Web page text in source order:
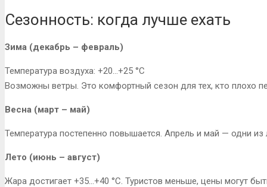
Сезонность: когда лучше ехать
Зима (декабрь – февраль)
Температура воздуха: +20…+25 °C
Возможны ветры. Это комфортный сезон для тех, кто плохо
Весна (март – май)
Температура постепенно повышается. Апрель и май — одни
Лето (июнь – август)
Жара достигает +35…+40 °C. Туристов меньше, цены могут